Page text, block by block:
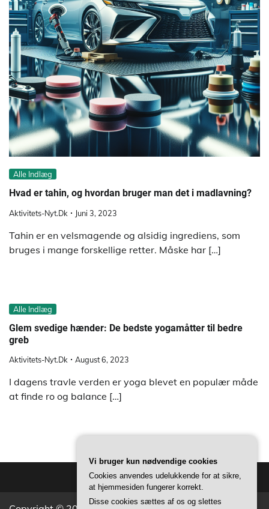
Alle Indlæg
Hvad er tahin, og hvordan bruger man det i madlavning?
Aktivitets-Nyt.dk Juni 3, 2023
Tahin er en velsmagende og alsidig ingrediens, som
bruges i mange forskellige retter. Måske har […]
Alle Indlæg
Glem svedige hænder: De bedste yogamåtter til bedre
greb
Aktivitets-Nyt.dk August 6, 2023
I dagens travle verden er yoga blevet en populær måde
at finde ro og balance […]
Vi bruger kun nødvendige cookies
Cookies anvendes udelukkende for at sikre,
at hjemmesiden fungerer korrekt.
Disse cookies sættes af os og slettes